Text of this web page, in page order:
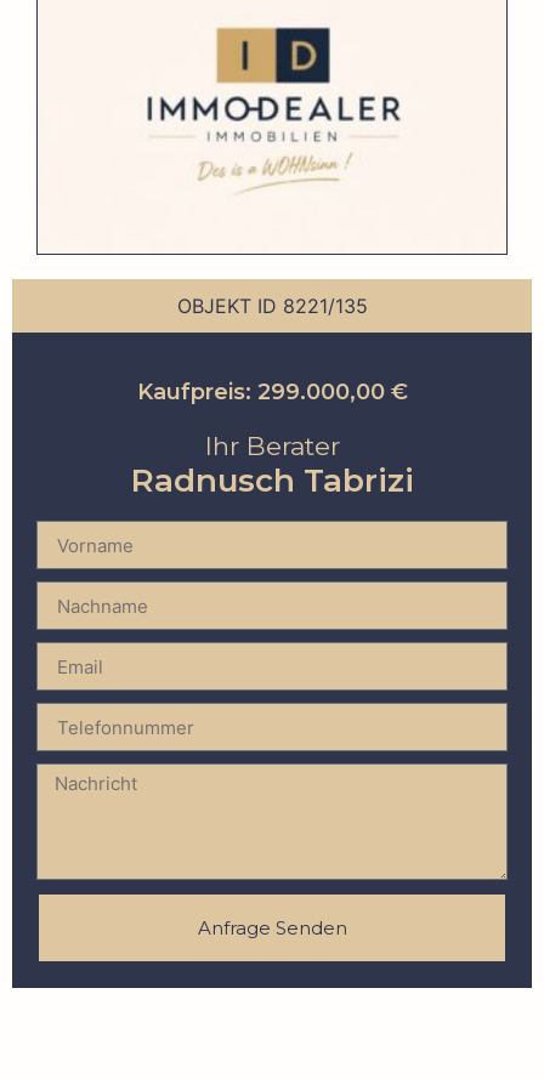
OBJEKT ID 8221/135
Kaufpreis: 299.000,00 €
Ihr Berater
Radnusch Tabrizi
Anfrage Senden